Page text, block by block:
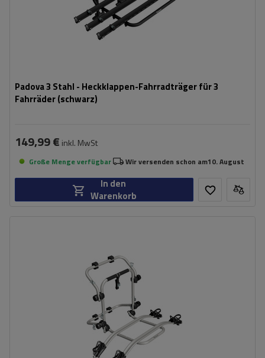
Padova 3 Stahl - Heckklappen-Fahrradträger für 3
Fahrräder (schwarz)
149,99 € inkl. MwSt
Große Menge verfügbar Wir versenden schon am10. August
In den
Warenkorb
45 kg
kompatibel mit Elektrofahrrädern
Aluminiumkonstruktion